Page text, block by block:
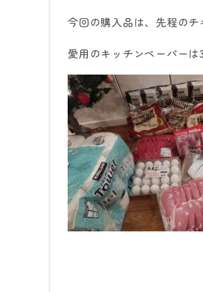
今回の購入品は、先程のチ
愛用のキッチンペーパーは3